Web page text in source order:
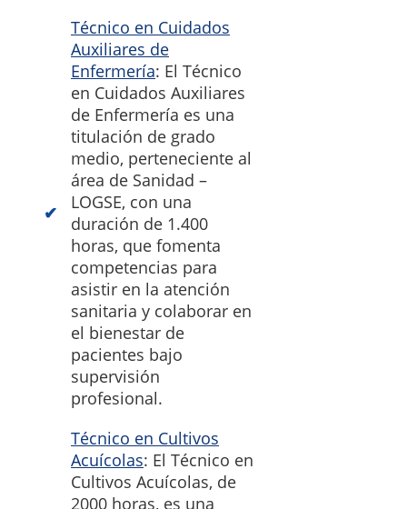
Técnico en Cuidados
Auxiliares de
Enfermería: El Técnico
en Cuidados Auxiliares
de Enfermería es una
titulación de grado
medio, perteneciente al
área de Sanidad –
LOGSE, con una
duración de 1.400
horas, que fomenta
competencias para
asistir en la atención
sanitaria y colaborar en
el bienestar de
pacientes bajo
supervisión
profesional.
Técnico en Cultivos
Acuícolas: El Técnico en
Cultivos Acuícolas, de
2000 horas, es una